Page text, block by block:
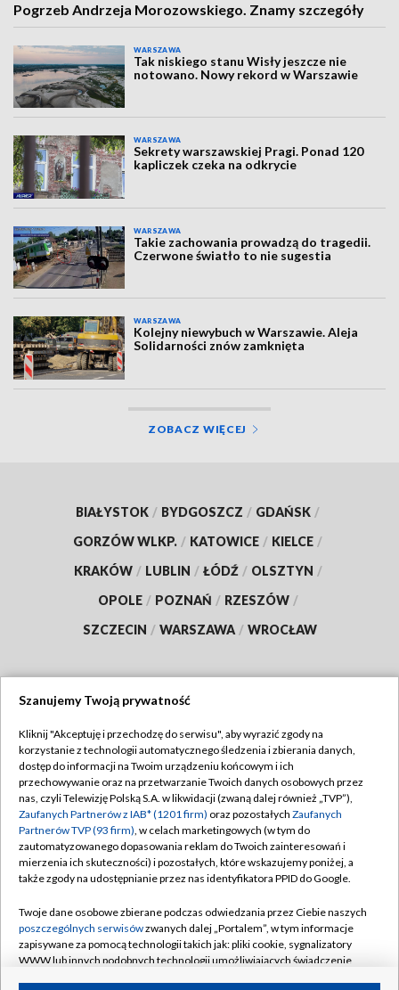
Pogrzeb Andrzeja Morozowskiego. Znamy szczegóły
WARSZAWA
Tak niskiego stanu Wisły jeszcze nie
notowano. Nowy rekord w Warszawie
WARSZAWA
Sekrety warszawskiej Pragi. Ponad 120
kapliczek czeka na odkrycie
WARSZAWA
Takie zachowania prowadzą do tragedii.
Czerwone światło to nie sugestia
WARSZAWA
Kolejny niewybuch w Warszawie. Aleja
Solidarności znów zamknięta
ZOBACZ WIĘCEJ
BIAŁYSTOK / BYDGOSZCZ / GDAŃSK /
GORZÓW WLKP. / KATOWICE / KIELCE /
KRAKÓW / LUBLIN / ŁÓDŹ / OLSZTYN /
OPOLE / POZNAŃ / RZESZÓW /
SZCZECIN / WARSZAWA / WROCŁAW
TVP
Abonament TVP
Emisja w TVP
Centrum informacji TVP
Naziemna Telewizja Cyfrowa
Rada Programowa
System NOS
Informacje o nadawcy
Regulamin TVP
Polityka prywatności
Moje zgody
Pomoc
Kontakt
Kanały
Szanujemy Twoją prywatność
Kliknij "Akceptuję i przechodzę do serwisu", aby wyrazić zgody na
korzystanie z technologii automatycznego śledzenia i zbierania danych,
dostęp do informacji na Twoim urządzeniu końcowym i ich
przechowywanie oraz na przetwarzanie Twoich danych osobowych przez
nas, czyli Telewizję Polską S.A. w likwidacji (zwaną dalej również „TVP”),
Zaufanych Partnerów z IAB* (1201 firm) oraz pozostałych Zaufanych
Partnerów TVP (93 firm), w celach marketingowych (w tym do
zautomatyzowanego dopasowania reklam do Twoich zainteresowań i
mierzenia ich skuteczności) i pozostałych, które wskazujemy poniżej, a
także zgody na udostępnianie przez nas identyfikatora PPID do Google.
Twoje dane osobowe zbierane podczas odwiedzania przez Ciebie naszych
poszczególnych serwisówzwanych dalej „Portalem”, w tym informacje
zapisywane za pomocą technologii takich jak: pliki cookie, sygnalizatory
WWW lub innych podobnych technologii umożliwiających świadczenie